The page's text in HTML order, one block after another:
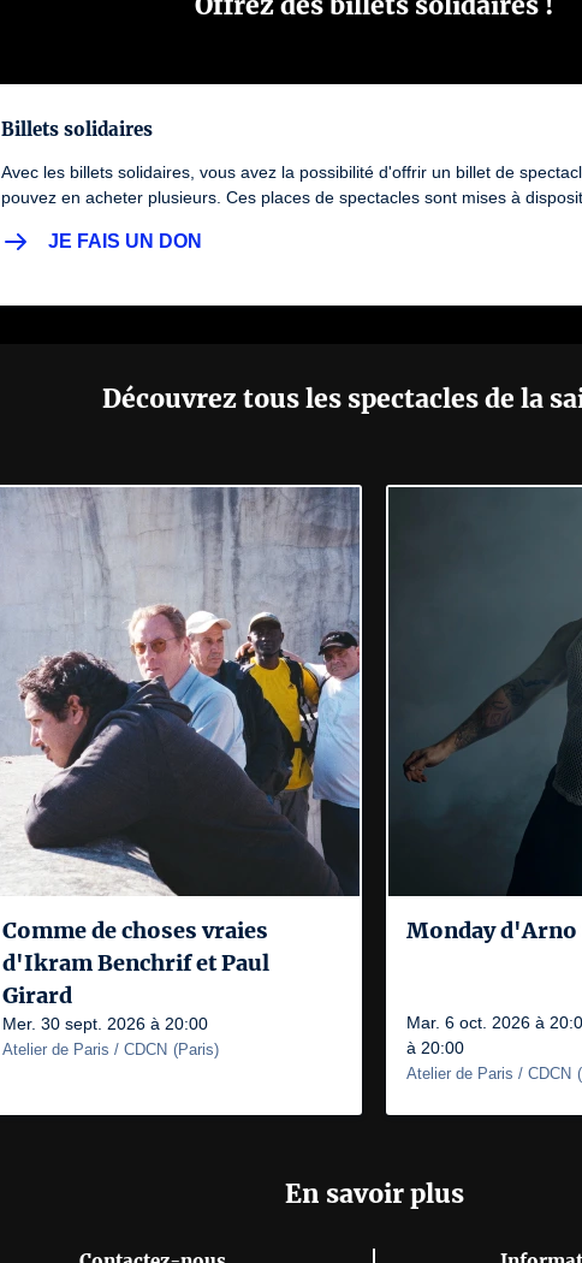
Billets solidaires
Avec les billets solidaires, vous avez la possibilité d'offrir un billet de
pouvez en acheter plusieurs. Ces places de spectacles sont mises à
JE FAIS UN DON
Découvrez tous les spectacles de la
Comme de choses vraies
d'Ikram Benchrif et Paul
Girard
Mer. 30 sept. 2026 à 20:00
Atelier de Paris / CDCN (Paris)
Monday
Mar. 6 oct. 2026 à
à 20:00
Atelier de Paris / CDCN (
En savoir plus